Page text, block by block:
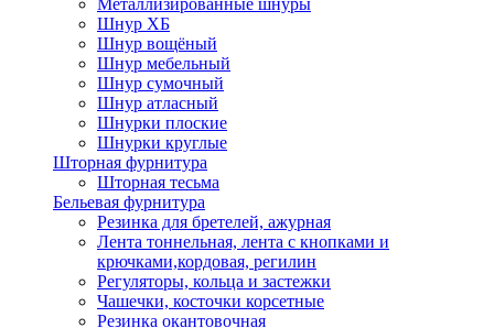
Металлизированные шнуры
Шнур ХБ
Шнур вощёный
Шнур мебельный
Шнур сумочный
Шнур атласный
Шнурки плоские
Шнурки круглые
Шторная фурнитура
Шторная тесьма
Бельевая фурнитура
Резинка для бретелей, ажурная
Лента тоннельная, лента с кнопками и
крючками,кордовая, регилин
Регуляторы, кольца и застежки
Чашечки, косточки корсетные
Резинка окантовочная